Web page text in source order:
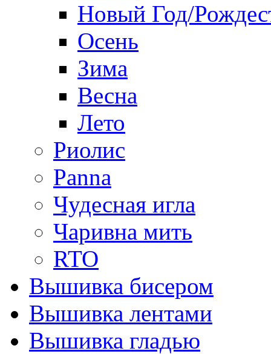
Новый Год/
Осень
Зима
Весна
Лето
Риолис
Panna
Чудесная игла
Чаривна мить
RTO
Вышивка бисером
Вышивка лентами
Вышивка гладью